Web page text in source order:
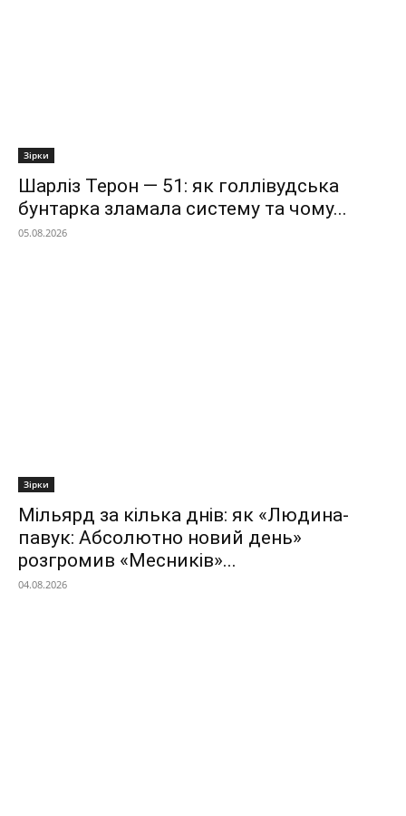
Зірки
Шарліз Терон — 51: як голлівудська
бунтарка зламала систему та чому...
05.08.2026
Зірки
Мільярд за кілька днів: як «Людина-
павук: Абсолютно новий день»
розгромив «Месників»...
04.08.2026